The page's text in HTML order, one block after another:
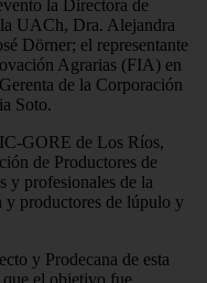
la Directora de
UACh, Dra. Alejandra
Dörner; el representante
Agrarias (FIA) en
de la Corporación
Soto.
GORE de Los Ríos,
de Productores de
y profesionales de la
y productores de lúpulo y
y Prodecana de esta